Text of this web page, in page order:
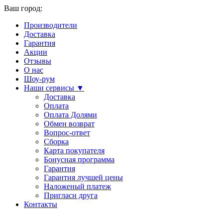
Ваш город:
Производители
Доставка
Гарантия
Акции
Отзывы
О нас
Шоу-рум
Наши сервисы ▼
Доставка
Оплата
Оплата Долями
Обмен возврат
Вопрос-ответ
Сборка
Карта покупателя
Бонусная программа
Гарантия
Гарантия лучшей цены
Наложеный платеж
Пригласи друга
Контакты